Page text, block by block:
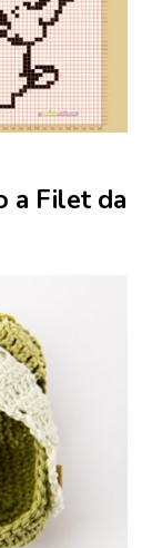
a Filet da